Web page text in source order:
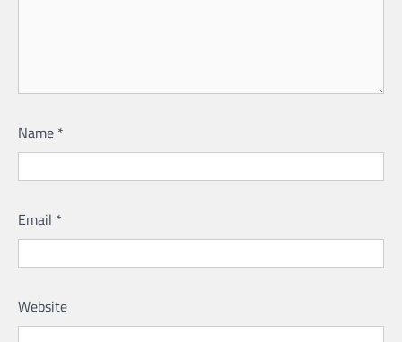
Name *
Email *
Website